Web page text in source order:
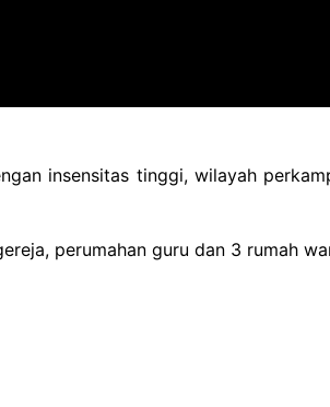
insensitas tinggi, wilayah
perumahan guru dan 3 rumah